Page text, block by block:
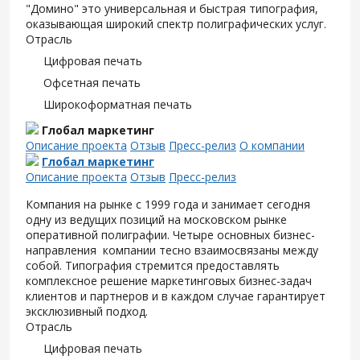
"Домино" это универсальная и быстрая типография,
оказывающая широкий спектр полиграфических услуг.
Отрасль
Цифровая печать
Офсетная печать
Широкоформатная печать
Глобал маркетинг
Описание проекта Отзыв Пресс-релиз О компании
Глобал маркетинг
Описание проекта Отзыв Пресс-релиз
Компания на рынке с 1999 года и занимает сегодня
одну из ведущих позиций на московском рынке
оперативной полиграфии. Четыре основных бизнес-
направления компании тесно взаимосвязаны между
собой. Типография стремится предоставлять
комплексное решение маркетинговых бизнес-задач
клиентов и партнеров и в каждом случае гарантирует
эксклюзивный подход.
Отрасль
Цифровая печать